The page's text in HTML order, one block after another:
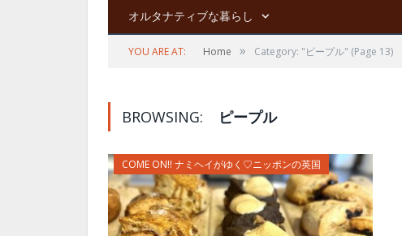
オルタナティブな暮らし
YOU ARE AT: Home » Category: "ピープル" (Page 13)
BROWSING: ピープル
COME ON!! ナミヘイがゆく♡ニッポンの英国